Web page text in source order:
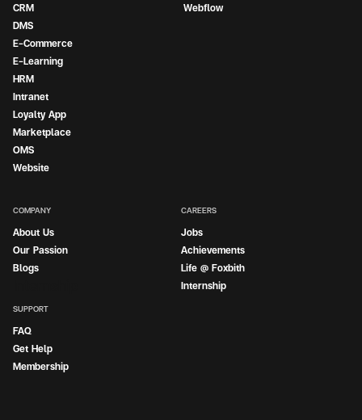
CRM
DMS
E-Commerce
E-Learning
HRM
Intranet
Loyalty App
Marketplace
OMS
Website
Webflow
COMPANY
About Us
Our Passion
Blogs
CAREERS
Jobs
Achievements
Life @ Foxbith
Internship
SUPPORT
FAQ
Get Help
Membership